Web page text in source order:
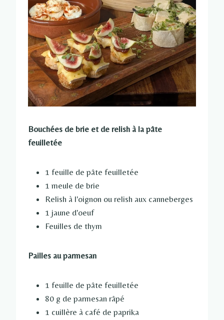
Bouchées de brie et de relish à la pâte
feuilletée
1 feuille de pâte feuilletée
1 meule de brie
Relish à l'oignon ou relish aux canneberges
1 jaune d'oeuf
Feuilles de thym
Pailles au parmesan
1 feuille de pâte feuilletée
80 g de parmesan râpé
1 cuillère à café de paprika